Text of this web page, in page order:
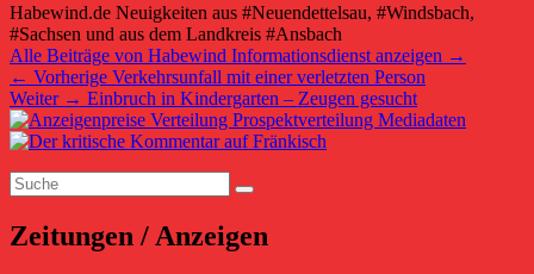
Habewind.de Neuigkeiten aus #Neuendettelsau, #Windsbach,
#Sachsen und aus dem Landkreis #Ansbach
Alle Beiträge von Habewind Informationsdienst anzeigen →
Beitragsnavigation
← Vorherige Vorheriger
Beitrag:
Verkehrsunfall mit einer verletzten Person
Weiter → Nächster
Beitrag:
Einbruch in Kindergarten – Zeugen gesucht
Primärer
Seitenleisten-
Widgetbereich
Suchen
nach:
Suchen
Zeitungen / Anzeigen